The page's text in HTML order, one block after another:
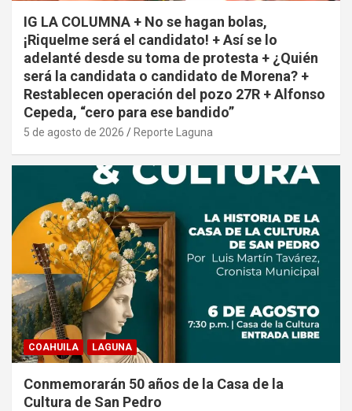
IG LA COLUMNA + No se hagan bolas,
¡Riquelme será el candidato! + Así se lo
adelanté desde su toma de protesta + ¿Quién
será la candidata o candidato de Morena? +
Restablecen operación del pozo 27R + Alfonso
Cepeda, “cero para ese bandido”
5 de agosto de 2026 Reporte Laguna
COAHUILA LAGUNA
Conmemorarán 50 años de la Casa de la
Cultura de San Pedro